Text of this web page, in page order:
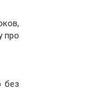
про
без